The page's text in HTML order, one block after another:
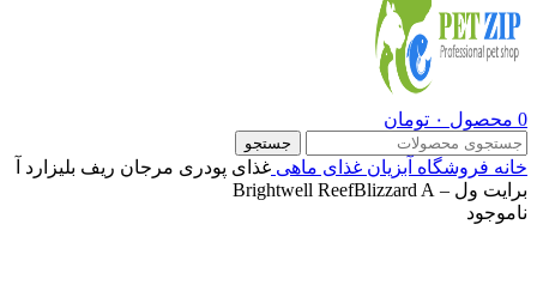
0 محصول ۰ تومان
جستجو
خانه فروشگاه آبزیان غذای ماهی غذای پودری مرجان ریف بلیزارد آ
برایت ول – Brightwell ReefBlizzard A
ناموجود